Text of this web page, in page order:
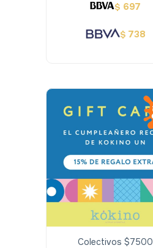
$ 697
$ 738
Colectivos $7500